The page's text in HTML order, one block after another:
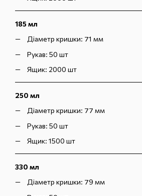
185 мл
Діаметр кришки: 71 мм
Рукав: 50 шт
Ящик: 2000 шт
250 мл
Діаметр кришки: 77 мм
Рукав: 50 шт
Ящик: 1500 шт
330 мл
Діаметр кришки: 79 мм